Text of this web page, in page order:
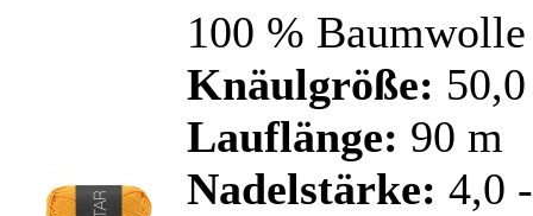
100 % Baumwolle
Knäulgröße:
Lauflänge: 90 m
Nadelstärke: 4,0